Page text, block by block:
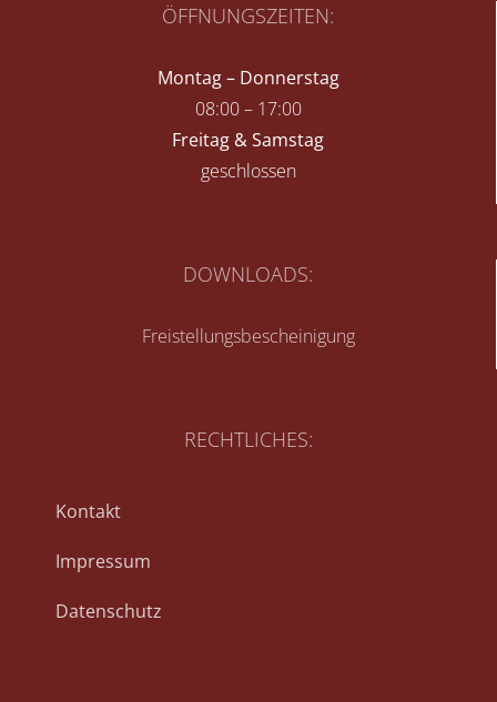
ÖFFNUNGSZEITEN:
Montag – Donnerstag
08:00 – 17:00
Freitag & Samstag
geschlossen
DOWNLOADS:
Freistellungsbescheinigung
RECHTLICHES:
Kontakt
Impressum
Datenschutz